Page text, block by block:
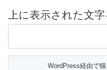
上に表示された文